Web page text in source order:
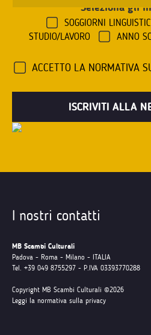
Seleziona gli
SOGGIORNI
STUDIO/LAVORO
ANNO
ACCETTO LA NORMATIVA
I nostri contatti
MB Scambi Culturali
Padova - Roma - Milano - ITALIA
Tel. +39 049 8755297 - P.IVA 03393770288
Copyright MB Scambi Culturali ©2026
Leggi la normativa sulla privacy